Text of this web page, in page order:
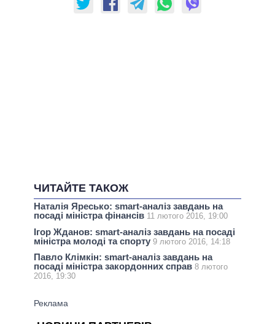
ЧИТАЙТЕ ТАКОЖ
Наталія Яресько: smart-аналіз завдань на
посаді міністра фінансів 11 лютого 2016, 19:00
Ігор Жданов: smart-аналіз завдань на посаді
міністра молоді та спорту 9 лютого 2016, 14:18
Павло Клімкін: smart-аналіз завдань на
посаді міністра закордонних справ 8 лютого
2016, 19:30